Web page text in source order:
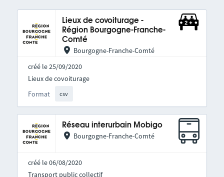
Lieux de covoiturage -
Région Bourgogne-Franche-
Comté
Bourgogne-Franche-Comté
créé le 25/09/2020
Format csv
Lieux de covoiturage
Réseau interurbain Mobigo
Bourgogne-Franche-Comté
créé le 06/08/2020
Transport public collectif